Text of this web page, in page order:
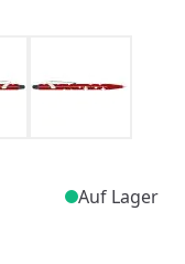
Auf Lager